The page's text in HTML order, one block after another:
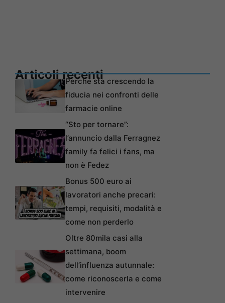
Articoli recentiPerché sta crescendo la
fiducia nei confronti delle
farmacie online
“Sto per tornare”:
l’annuncio dalla Ferragnez
family fa felici i fans, ma
non è Fedez
Bonus 500 euro ai
lavoratori anche precari:
tempi, requisiti, modalità e
come non perderlo
Oltre 80mila casi alla
settimana, boom
dell’influenza autunnale:
come riconoscerla e come
intervenire